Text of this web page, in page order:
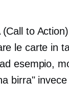
(Call to
le carte in
esempio,
birra"